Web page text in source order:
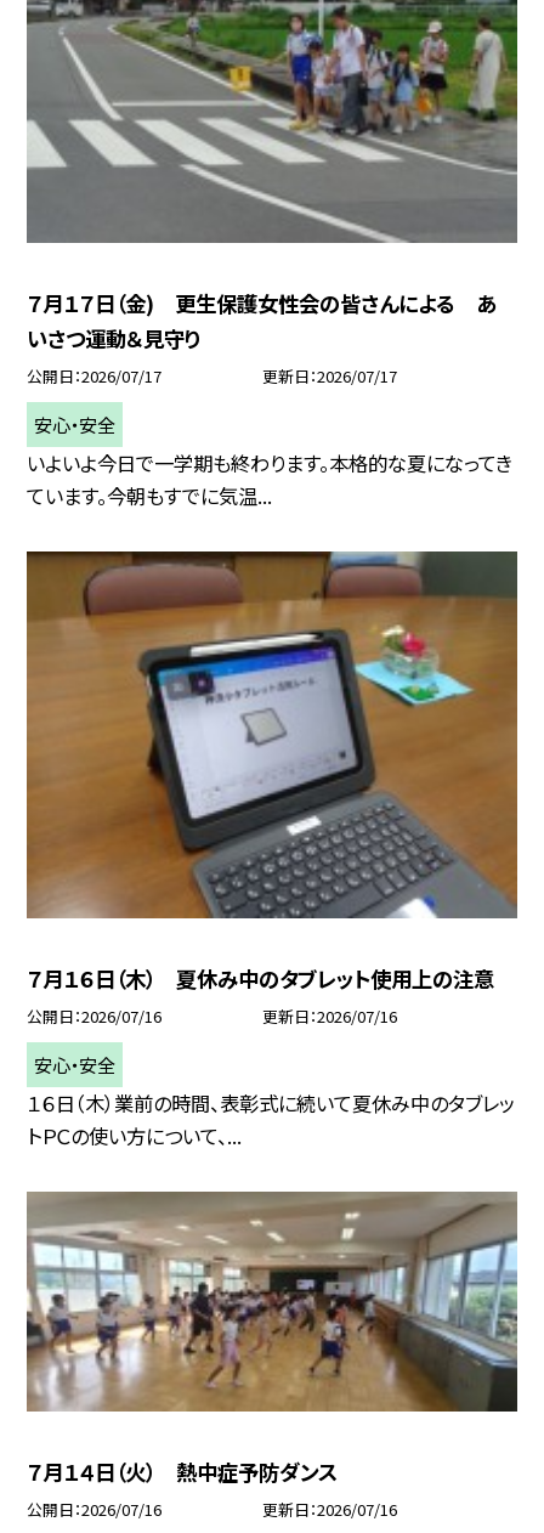
７月１７日（金) 更生保護女性会の皆さんによる あ
いさつ運動＆見守り
公開日 2026/07/17 更新日 2026/07/17
安心・安全
いよいよ今日で一学期も終わります。本格的な夏になってき
ています。今朝もすでに気温...
７月１６日（木） 夏休み中のタブレット使用上の注意
公開日 2026/07/16 更新日 2026/07/16
安心・安全
１６日（木）業前の時間、表彰式に続いて夏休み中のタブレッ
トＰＣの使い方について、...
７月１４日（火） 熱中症予防ダンス
公開日 2026/07/16 更新日 2026/07/16